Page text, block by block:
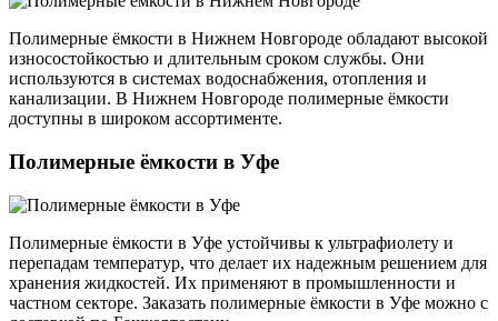
Полимерные ёмкости в Нижнем Новгороде обладают высокой
износостойкостью и длительным сроком службы. Они
используются в системах водоснабжения, отопления и
канализации. В Нижнем Новгороде полимерные ёмкости
доступны в широком ассортименте.
Полимерные ёмкости в Уфе
Полимерные ёмкости в Уфе устойчивы к ультрафиолету и
перепадам температур, что делает их надежным решением для
хранения жидкостей. Их применяют в промышленности и
частном секторе. Заказать полимерные ёмкости в Уфе можно с